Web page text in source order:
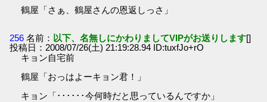
鶴屋「さぁ、鶴屋さんの恩返しっさ」
256 名前： 以下、名無しにかわりましてVIPがお送りします[]
投稿日：2008/07/26(土) 21:19:28.94 ID:tuxfJo+rO
キョン自宅前
鶴屋「おっはよーキョン君！」
キョン「･･････今何時だと思っているんですか」